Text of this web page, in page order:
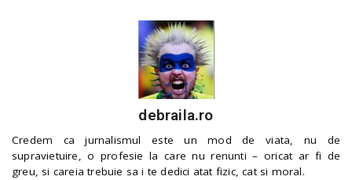
debraila.ro
Credem ca jurnalismul este un mod de viata, nu de
supravietuire, o profesie la care nu renunti – oricat ar fi de
greu, si careia trebuie sa i te dedici atat fizic, cat si moral.